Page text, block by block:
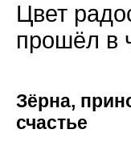
Цвет
прошёл в
Зёрна,
счастье